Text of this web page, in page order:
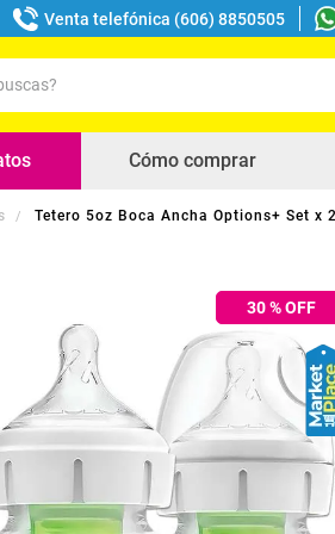
Venta telefónica (606) 8850505
Cómo comprar
Tetero 5oz Boca Ancha Options+ Set x
30% OFF
buscados